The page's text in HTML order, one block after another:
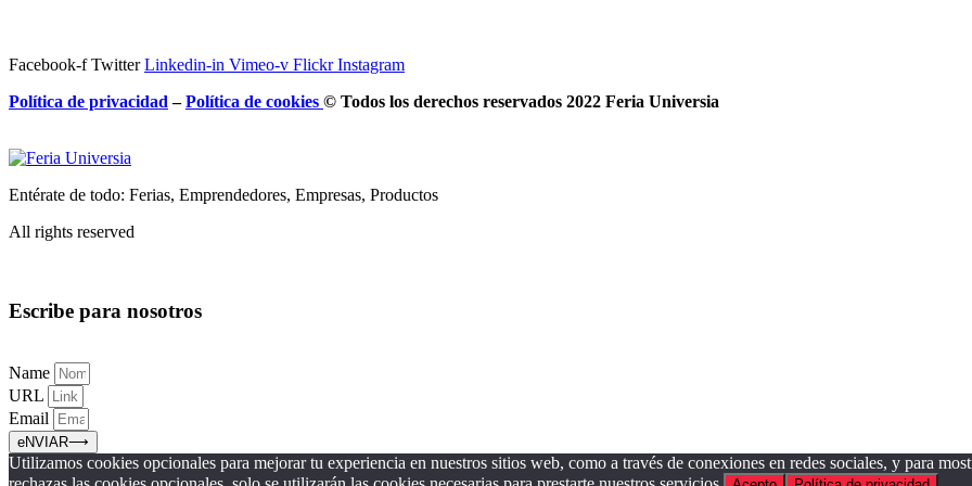
Facebook-f Twitter Linkedin-in Vimeo-v Flickr Instagram
Política de privacidad –Política de cookies © Todos los derechos reservados 2022 Feria Universia
Entérate de todo: Ferias, Emprendedores, Empresas, Productos
All rights reserved
Escribe para nosotros
Name
URL
Email
eNVIAR⟶
Utilizamos cookies opcionales para mejorar tu experiencia en nuestros sitios web, como a través de conexiones en redes sociales, y para